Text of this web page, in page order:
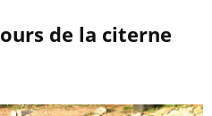
de la citerne